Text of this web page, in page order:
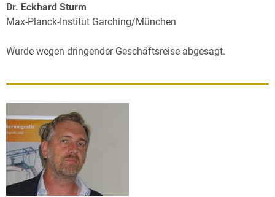
Dr. Eckhard Sturm
Max-Planck-Institut Garching/München
Wurde wegen dringender Geschäftsreise abgesagt.